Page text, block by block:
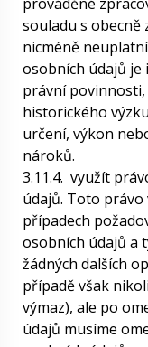
souladu s obecně
nicméně
osobních údajů je
právní povinnosti,
historického
určení, výkon
nároků.
3.11.4. využít
údajů. Toto
případech
osobních údajů a
žádných dalších
případě však
výmaz), ale po
údajů musíme